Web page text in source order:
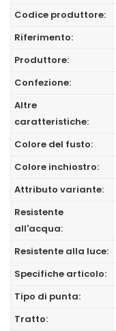
Codice produttore:
Riferimento:
Produttore:
Confezione:
Altre
caratteristiche:
Colore del fusto:
Colore inchiostro:
Attributo variante:
Resistente
all'acqua:
Resistente alla luce:
Specifiche articolo:
Tipo di punta:
Tratto: